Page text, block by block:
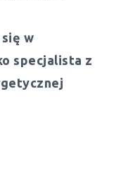
w
specjalista z
-